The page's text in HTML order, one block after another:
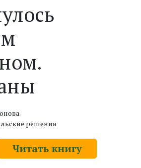
решения
Читать книгу